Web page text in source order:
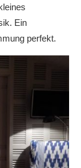
Ein
perfekt.